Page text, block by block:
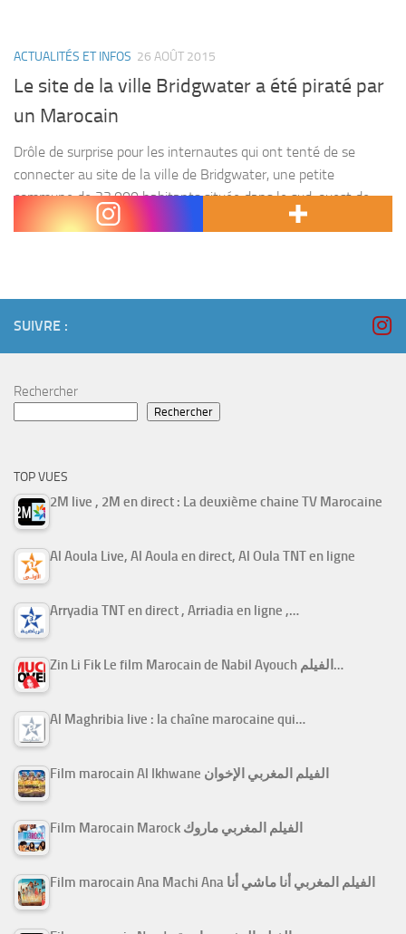
ACTUALITÉS ET INFOS 26 AOÛT 2015
Le site de la ville Bridgwater a été piraté par
un Marocain
Drôle de surprise pour les internautes qui ont tenté de se
connecter au site de la ville de Bridgwater, une petite
commune de 33.000 habitants située dans le sud-ouest de
l’Angleterre. La page web...
SUIVRE :
Rechercher
Rechercher
TOP VUES
2M live , 2M en direct : La deuxième chaine TV Marocaine
Al Aoula Live, Al Aoula en direct, Al Oula TNT en ligne
Arryadia TNT en direct , Arriadia en ligne ,…
Zin Li Fik Le film Marocain de Nabil Ayouch الفيلم…
Al Maghribia live : la chaîne marocaine qui…
Film marocain Al Ikhwane الفيلم المغربي الإخوان
Film Marocain Marock الفيلم المغربي ماروك
Film marocain Ana Machi Ana الفيلم المغربي أنا ماشي أنا